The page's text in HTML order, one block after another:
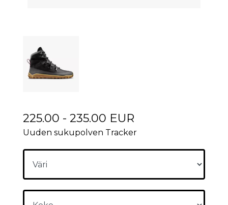
225.00 - 235.00 EUR
Uuden sukupolven Tracker